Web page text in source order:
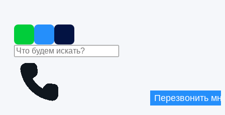
Перезвонить